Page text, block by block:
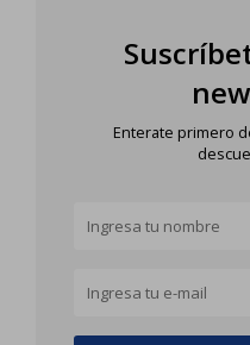
Enterate primero